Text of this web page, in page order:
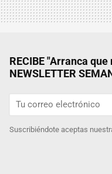
RECIBE "Arranca
NEWSLETTER
Suscribiéndote aceptas